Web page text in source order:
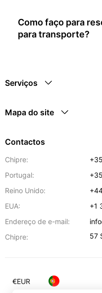
Como faço para
para transporte?
Serviços
Mapa do site
Contactos
Chipre:
Portugal:
Reino Unido:
EUA:
+1
Endereço de e-mail:
Chipre:
57
€EUR